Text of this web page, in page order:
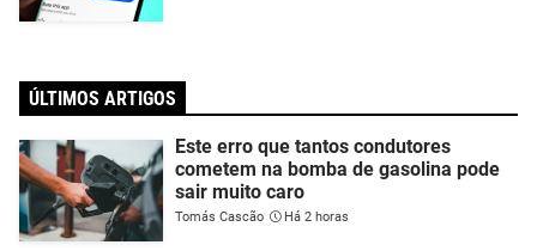
ÚLTIMOS ARTIGOS
Este erro que tantos condutores
cometem na bomba de gasolina pode
sair muito caro
Tomás Cascão Há 2 horas